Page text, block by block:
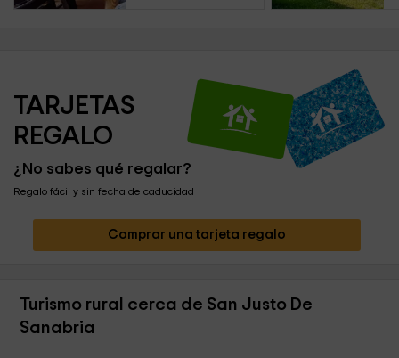
TARJETAS
REGALO
¿No sabes qué regalar?
Regalo fácil y sin fecha de caducidad
Comprar una tarjeta regalo
Turismo rural cerca de San Justo De
Sanabria